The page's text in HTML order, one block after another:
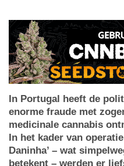
In Portugal heeft de
enorme fraude met
medicinale cannabis
In het kader van operatie
Daninha’ – wat
betekent – werden er